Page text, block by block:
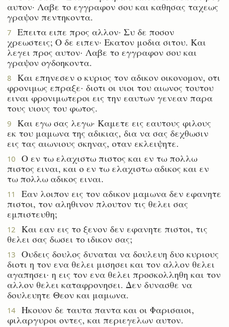
αυτον· Λαβε το εγγραφον σου και καθησας ταχεως
γραψον πεντηκοντα.
7
Επειτα ειπε προς αλλον· Συ δε ποσον
χρεωστεις; Ο δε ειπεν· Εκατον μοδια σιτου. Και
λεγει προς αυτον· Λαβε το εγγραφον σου και
γραψον ογδοηκοντα.
8
Και επηνεσεν ο κυριος τον αδικον οικονομον, οτι
φρονιμως επραξε· διοτι οι υιοι του αιωνος τουτου
ειναι φρονιμωτεροι εις την εαυτων γενεαν παρα
τους υιους του φωτος.
9
Και εγω σας λεγω· Καμετε εις εαυτους φιλους
εκ του μαμωνα της αδικιας, δια να σας δεχθωσιν
εις τας αιωνιους σκηνας, οταν εκλειψητε.
10
Ο εν τω ελαχιστω πιστος και εν τω πολλω
πιστος ειναι, και ο εν τω ελαχιστω αδικος και εν
τω πολλω αδικος ειναι.
11
Εαν λοιπον εις τον αδικον μαμωνα δεν εφανητε
πιστοι, τον αληθινον πλουτον τις θελει σας
εμπιστευθη;
12
Και εαν εις το ξενον δεν εφανητε πιστοι, τις
θελει σας δωσει το ιδικον σας;
13
Ουδεις δουλος δυναται να δουλευη δυο κυριους
διοτι η τον ενα θελει μισησει και τον αλλον θελει
αγαπησει· η εις τον ενα θελει προσκολληθη και τον
αλλον θελει καταφρονησει. Δεν δυνασθε να
δουλευητε Θεον και μαμωνα.
14
Ηκουον δε ταυτα παντα και οι Φαρισαιοι,
φιλαργυροι οντες, και περιεγελων αυτον.